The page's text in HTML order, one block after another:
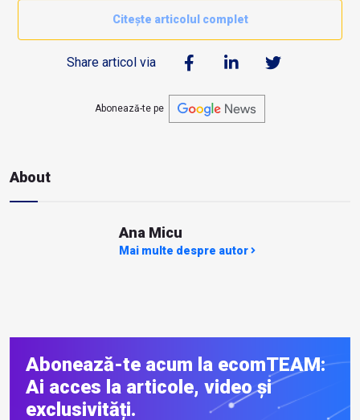
Citește articolul complet
Share articol via
Abonează-te pe
About
Ana Micu
Mai multe despre autor
Abonează-te acum la ecomTEAM:
Ai acces la articole, video și
exclusivități.